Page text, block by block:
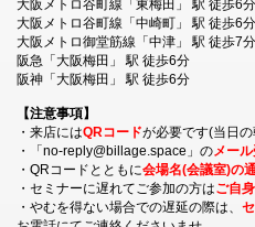
大阪メトロ谷町線「東梅田」 駅 徒歩6分
大阪メトロ谷町線「中崎町」 駅 徒歩6分
大阪メトロ御堂筋線「中津」 駅 徒歩7分
阪急「大阪梅田」 駅 徒歩6分
阪神「大阪梅田」 駅 徒歩6分
【注意事項】
・来店にはQRコードが必要です(当日
・「no-reply@billage.space」のメー
・QRコードとともに会場名(会議室)の
・セミナーに遅れてご参加の方はご自
・やむを得ない場合での遅延の際は、